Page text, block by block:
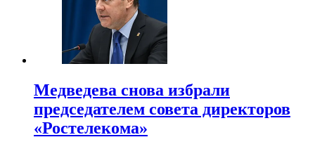
Медведева снова избрали
председателем совета директоров
«Ростелекома»